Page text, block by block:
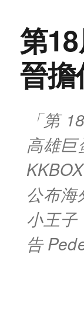
第
晉
「第
高雄
公布
小王
告